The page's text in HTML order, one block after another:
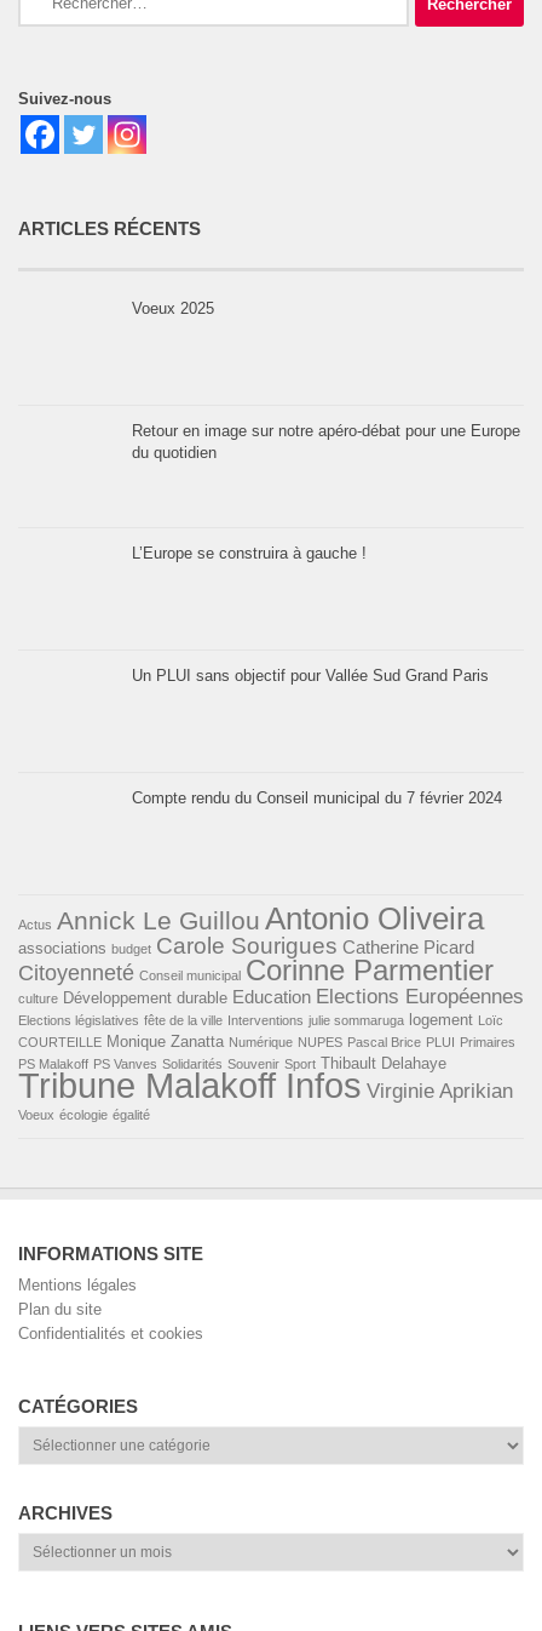
Suivez-nous
ARTICLES RÉCENTS
Voeux 2025
Retour en image sur notre apéro-débat pour une Europe
du quotidien
L’Europe se construira à gauche !
Un PLUI sans objectif pour Vallée Sud Grand Paris
Compte rendu du Conseil municipal du 7 février 2024
Actus Annick Le Guillou Antonio Oliveira
associations budget Carole Sourigues Catherine Picard
Citoyenneté Conseil municipal Corinne Parmentier
culture Développement durable Education Elections Européennes
Elections législatives fête de la ville Interventions julie sommaruga logement
Loïc
COURTEILLE Monique Zanatta Numérique NUPES Pascal Brice PLUI
Primaires
PS Malakoff PS Vanves Solidarités Souvenir Sport Thibault Delahaye
Tribune Malakoff Infos Virginie Aprikian
Voeux écologie égalité
INFORMATIONS SITE
Mentions légales
Plan du site
Confidentialités et cookies
CATÉGORIES
Catégories
ARCHIVES
Archives